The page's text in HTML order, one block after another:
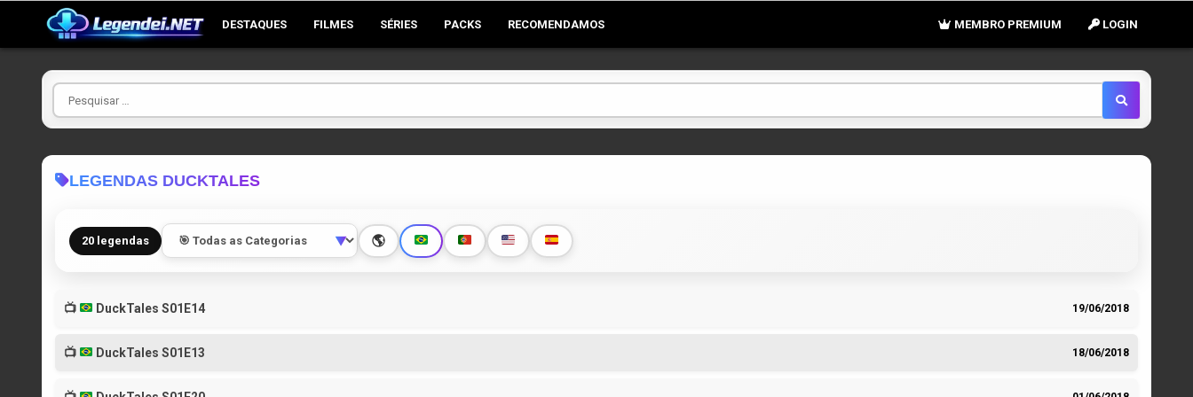
DESTAQUES FILMES SÉRIES PACKS RECOMENDAMOS LOGIN
MEMBRO PREMIUM
Pesquisar
por
LEGENDAS DUCKTALES
20 legendas ▼ 🌎
📺 DuckTales S01E14 19/06/2018
📺 DuckTales S01E13 18/06/2018